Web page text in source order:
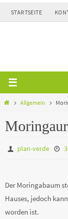
Zum
Inhalt
STARTSEITE
HomeAllgemein
plan-verde
Der Moringabaum
Hauses, jedoch
worden ist.